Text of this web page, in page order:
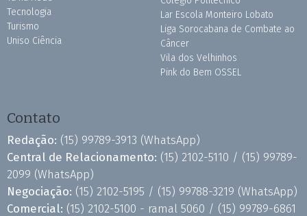
Tecnologia
Turismo
Uniso Ciência
Lar Escola Monteiro Lobato
Liga Sorocabana de Combate ao
Câncer
Vila dos Velhinhos
Pink do Bem OSSEL
Contato
Redação: (15) 99789-3913 (WhatsApp)
Central de Relacionamento: (15) 2102-5110 / (15) 99789-
2099 (WhatsApp)
Negociação: (15) 2102-5195 / (15) 99788-3219 (WhatsApp)
Comercial: (15) 2102-5100 - ramal 5060 / (15) 99789-6861